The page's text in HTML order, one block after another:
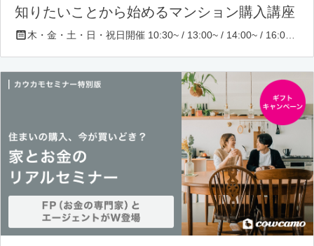
知りたいことから始めるマンション購入講座